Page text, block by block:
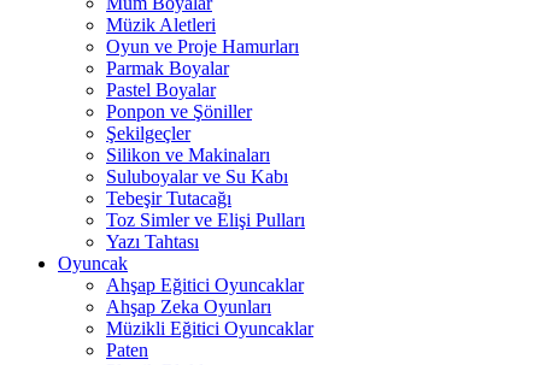
Müzik Aletleri
Oyun ve Proje Hamurları
Parmak Boyalar
Pastel Boyalar
Ponpon ve Şöniller
Şekilgeçler
Silikon ve Makinaları
Suluboyalar ve Su Kabı
Tebeşir Tutacağı
Toz Simler ve Elişi Pulları
Yazı Tahtası
Oyuncak
Ahşap Eğitici Oyuncaklar
Ahşap Zeka Oyunları
Müzikli Eğitici Oyuncaklar
Paten